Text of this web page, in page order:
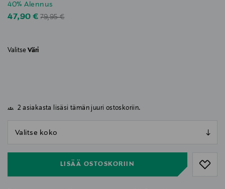
40% Alennus
Discounted Price
47,90 €Original Price
79,95 €
Valitse Väri
2 asiakasta lisäsi tämän juuri ostoskoriin.
LISÄÄ OSTOSKORIIN